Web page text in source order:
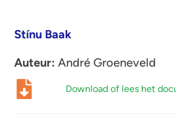
Stínu Baak
Auteur: André Groeneveld
Download of lees het